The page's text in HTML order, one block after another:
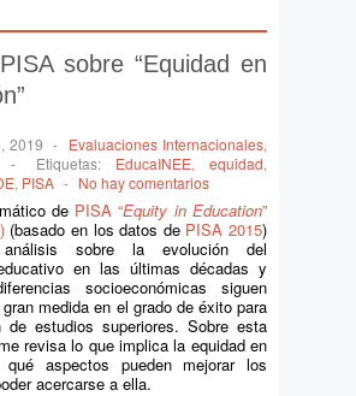
sobre “Equidad en
2019 - Evaluaciones Internacionales,
- Etiquetas: EducaINEE, equidad,
, PISA - No hay comentarios
de PISA “Equity in Education”
(basado en los datos de PISA 2015)
sobre la evolución del
en las últimas décadas y
socioeconómicas siguen
medida en el grado de éxito para
de estudios superiores. Sobre esta
revisa lo que implica la equidad en
aspectos pueden mejorar los
acercarse a ella.